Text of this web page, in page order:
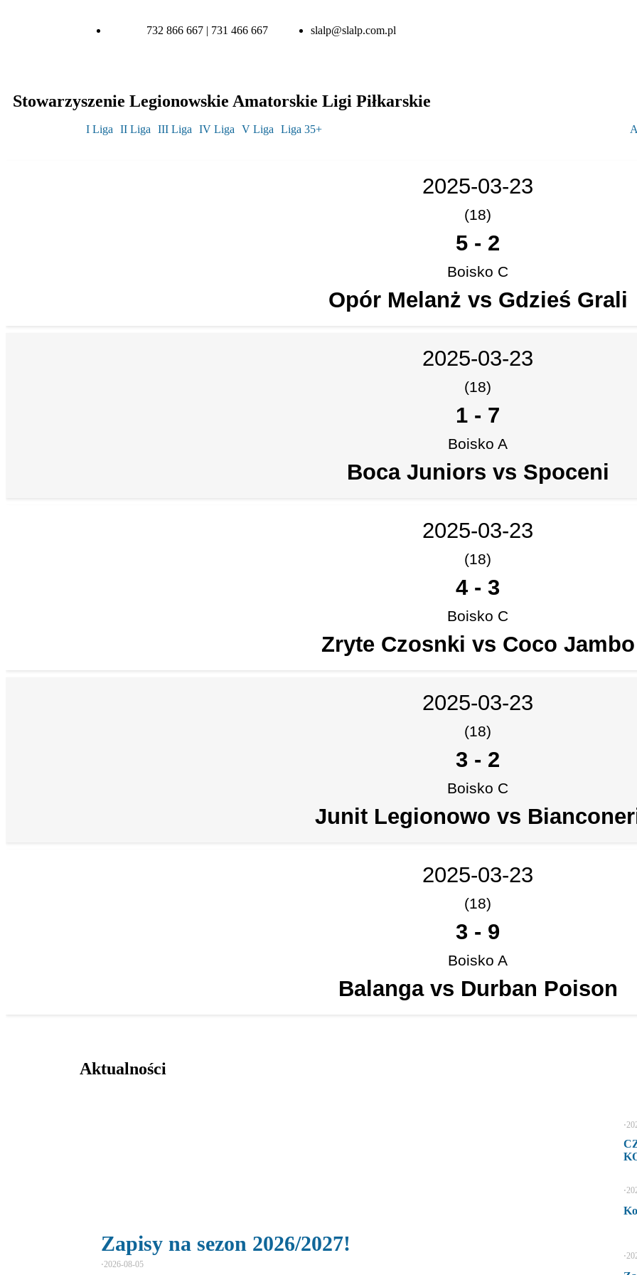
732 866 667 | 731 466 667 slalp@slalp.com.pl
Stowarzyszenie Legionowskie Amatorskie Ligi Piłkarskie
I Liga II Liga III Liga IV Liga V Liga Liga 35+
2025-03-23
(18)
5 - 2
Boisko C
Opór Melanż vs Gdzieś Grali
2025-03-23
(18)
1 - 7
Boisko A
Boca Juniors vs Spoceni
2025-03-23
(18)
4 - 3
Boisko C
Zryte Czosnki vs Coco Jambo
2025-03-23
(18)
3 - 2
Boisko C
Junit Legionowo vs
2025-03-23
(18)
3 - 9
Boisko A
Balanga vs Durban Poison
Aktualności
Zapisy na sezon 2026/2027!
⋅2026-08-05
⋅
⋅
⋅